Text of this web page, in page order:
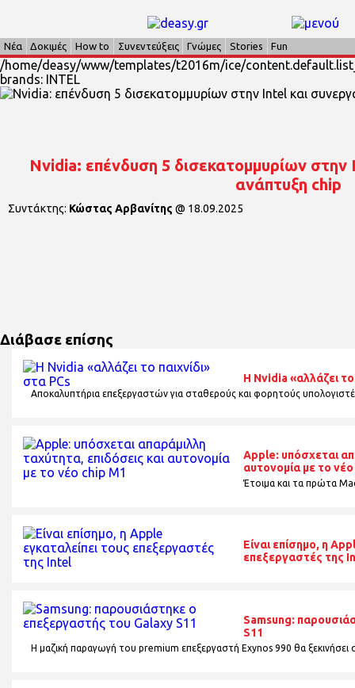
Νέα Δοκιμές How to Συνεντεύξεις Γνώμες Stories Fun
/home/deasy/www/templates/t2016m/ice/
brands: INTEL
Nvidia: επένδυση 5 δισεκατομμυρίων
ανάπτυξη chip
Συντάκτης: Κώστας Αρβανίτης @ 18.09.2025
Διάβασε επίσης
Η Nvidia «αλλάζει το
Αποκαλυπτήρια επεξεργαστών για σταθερούς και φορητούς
Apple: υπόσχεται
αυτονομία με το
Έτοιμα και τα πρώτα
Είναι επίσημο, η
επεξεργαστές της
Samsung:
S11
Η μαζική παραγωγή του premium επεξεργαστή Exynos 990 θα ξεκινήσει